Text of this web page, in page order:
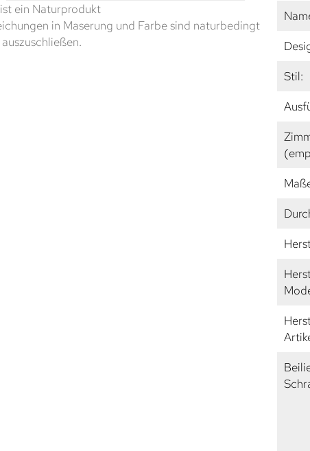
ein Naturprodukt
in Maserung und Farbe sind naturbedingt
Stil: